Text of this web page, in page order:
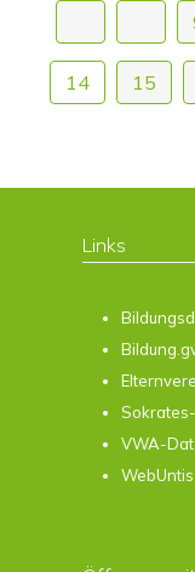
14 15
Links
VWA-
WebUntis